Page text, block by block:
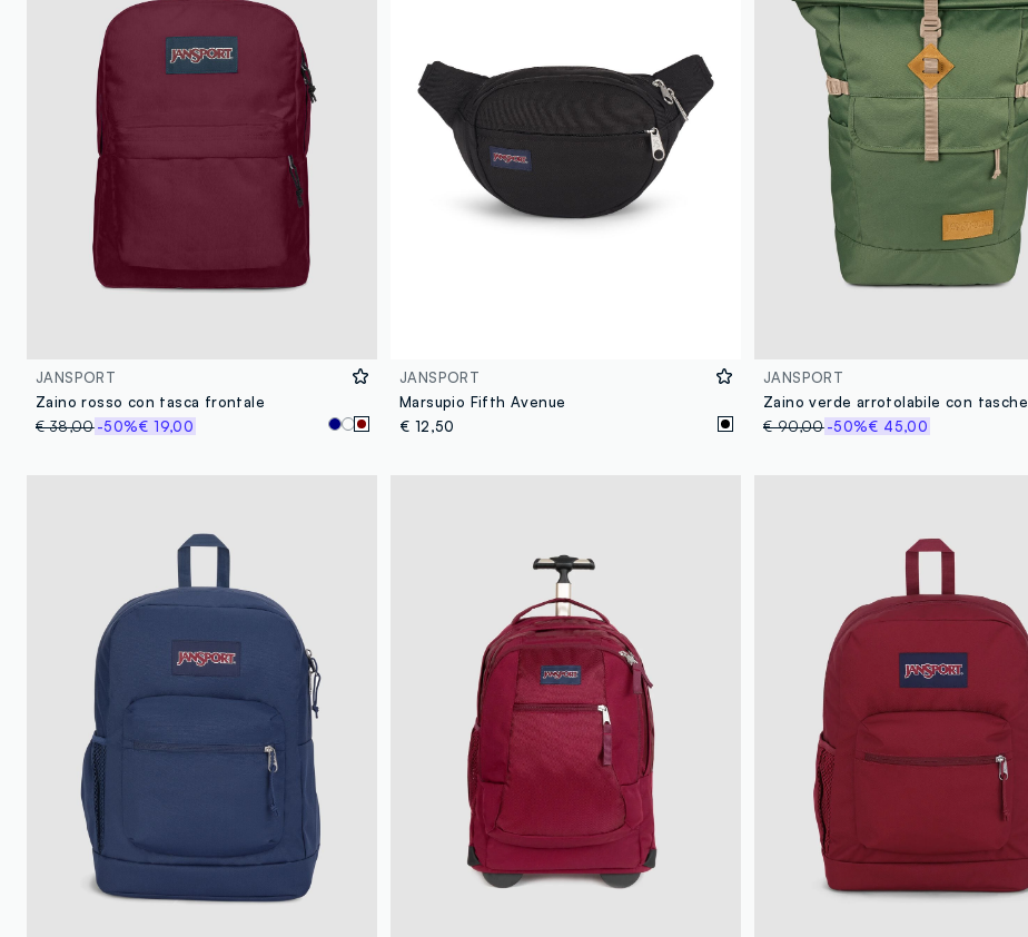
JANSPORT
Zaino rosso con tasca frontale
€ 38,00-50%€ 19,00
JANSPORT
Marsupio Fifth Avenue
€ 12,50
JANSPORT
Zaino verde arrotolabile con tasche
€ 90,00-50%€ 45,00